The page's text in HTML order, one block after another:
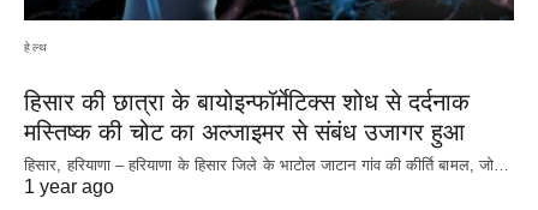
हेल्थ
हिसार की छात्रा के बायोइन्फॉर्मेटिक्स शोध से दर्दनाक
मस्तिष्क की चोट का अल्जाइमर से संबंध उजागर हुआ
हिसार, हरियाणा – हरियाणा के हिसार जिले के भाटोल जाटान गांव की कीर्ति बामल, जो…
1 year ago